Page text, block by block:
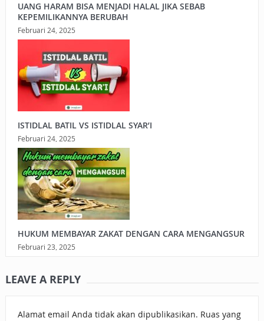
UANG HARAM BISA MENJADI HALAL JIKA SEBAB
KEPEMILIKANNYA BERUBAH
Februari 24, 2025
ISTIDLAL BATIL VS ISTIDLAL SYAR’I
Februari 24, 2025
HUKUM MEMBAYAR ZAKAT DENGAN CARA MENGANGSUR
Februari 23, 2025
LEAVE A REPLY
Alamat email Anda tidak akan dipublikasikan. Ruas yang